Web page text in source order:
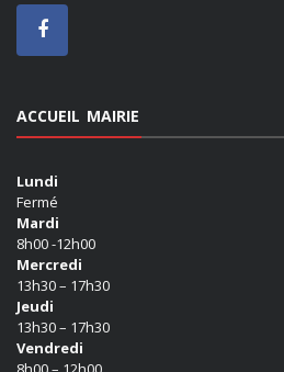
ACCUEIL MAIRIE
Lundi
Fermé
Mardi
8h00 -12h00
Mercredi
13h30 – 17h30
Jeudi
13h30 – 17h30
Vendredi